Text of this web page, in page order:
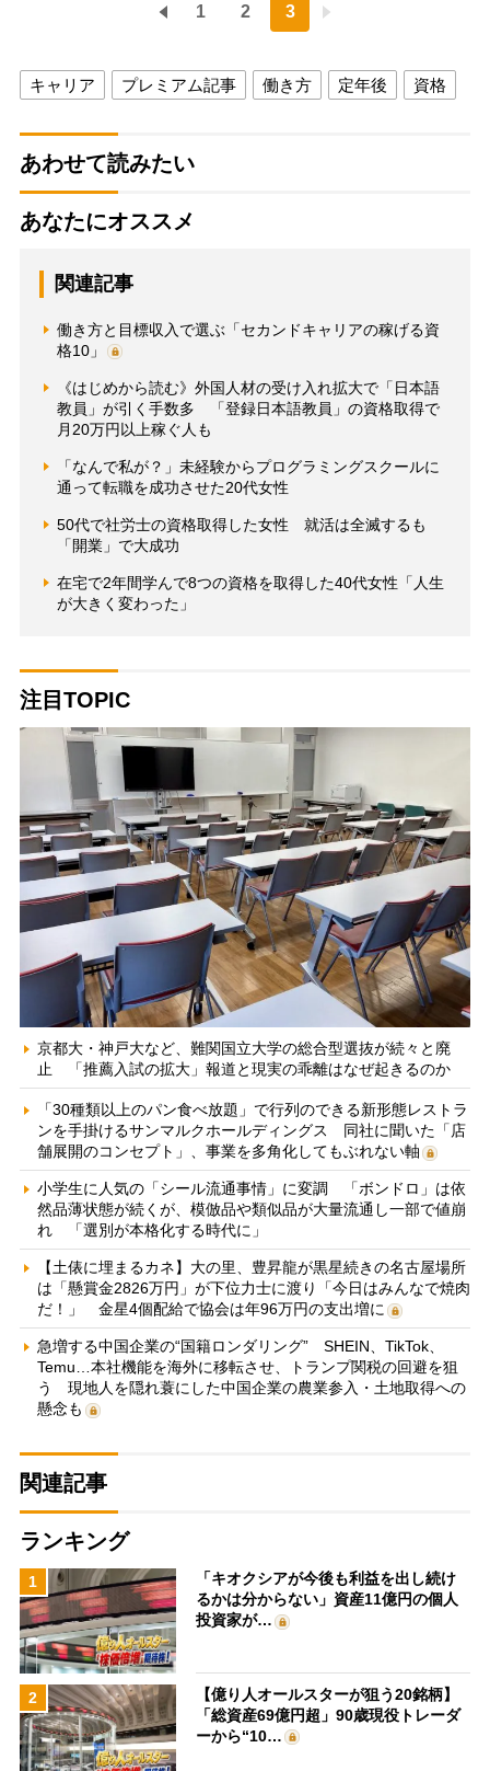
1 2 3
キャリア プレミアム記事 働き方 定年後 資格
あわせて読みたい
あなたにオススメ
関連記事
働き方と目標収入で選ぶ「セカンドキャリアの稼げる資
格10」
《はじめから読む》外国人材の受け入れ拡大で「日本語
教員」が引く手数多 「登録日本語教員」の資格取得で
月20万円以上稼ぐ人も
「なんで私が？」未経験からプログラミングスクールに
通って転職を成功させた20代女性
50代で社労士の資格取得した女性 就活は全滅するも
「開業」で大成功
在宅で2年間学んで8つの資格を取得した40代女性「人生
が大きく変わった」
注目TOPIC
京都大・神戸大など、難関国立大学の総合型選抜が続々と廃
止 「推薦入試の拡大」報道と現実の乖離はなぜ起きるのか
「30種類以上のパン食べ放題」で行列のできる新形態レストラ
ンを手掛けるサンマルクホールディングス 同社に聞いた「店
舗展開のコンセプト」、事業を多角化してもぶれない軸
小学生に人気の「シール流通事情」に変調 「ボンドロ」は依
然品薄状態が続くが、模倣品や類似品が大量流通し一部で値崩
れ 「選別が本格化する時代に」
【土俵に埋まるカネ】大の里、豊昇龍が黒星続きの名古屋場所
は「懸賞金2826万円」が下位力士に渡り「今日はみんなで焼肉
だ！」 金星4個配給で協会は年96万円の支出増に
急増する中国企業の“国籍ロンダリング” SHEIN、TikTok、
Temu…本社機能を海外に移転させ、トランプ関税の回避を狙
う 現地人を隠れ蓑にした中国企業の農業参入・土地取得への
懸念も
関連記事
ランキング
1
「キオクシアが今後も利益を出し続け
るかは分からない」資産11億円の個人
投資家が…
2
【億り人オールスターが狙う20銘柄】
「総資産69億円超」90歳現役トレーダ
ーから“10…